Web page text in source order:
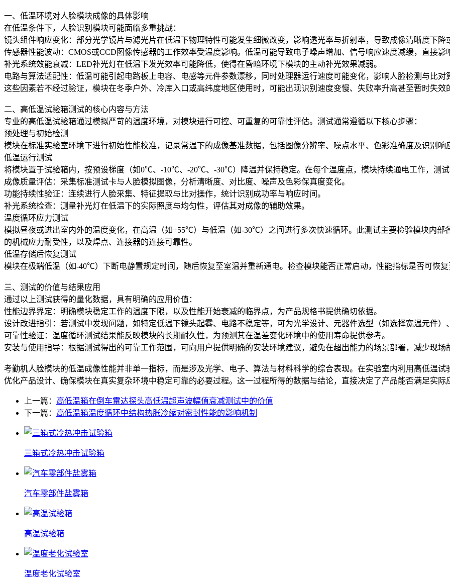
一、低温环境对人脸模块成像的具体影响
在低温条件下，人脸识别模块可能面临多重挑战：
镜头组件响应变化：部分光学镜片与滤光片在低温下物理特性可能发生细微改变，影响透光率与折射率，导致成像清晰度下降
传感器性能波动：CMOS或CCD图像传感器的工作效率受温度影响。低温可能导致电子噪声增加、信号响应速度减缓，直接影
补光系统效能衰减：LED补光灯在低温下发光效率可能降低，使得在昏暗环境下模块的主动补光效果减弱。
电路与算法适配性：低温可能引起电路板上电容、电感等元件参数漂移，同时处理器运行速度可能变化，影响人脸检测与比对
这些因素若不经过验证，模块在冬季户外、冷库入口或高纬度地区使用时，可能出现识别速度变慢、失败率升高甚至暂时失效
二、高低温试验箱测试的核心内容与方法
专业的高低温试验箱通过模拟严苛的温度环境，对模块进行可控、可重复的可靠性评估。测试通常遵循以下核心步骤：
预处理与初始检测
模块在标准实验室环境下进行初始性能校准，记录常温下的成像基准数据，包括图像分辨率、噪点水平、色彩准确度及识别响
低温运行测试
将模块置于试验箱内，按预设梯度（如0℃、-10℃、-20℃、-30℃）降温并保持稳定。在每个温度点，模块持续通电工作，测
成像质量评估：采集标准测试卡与人脸模拟图像，分析清晰度、对比度、噪声及色彩保真度变化。
功能持续性验证：连续进行人脸采集、特征提取与比对操作，统计识别成功率与响应时间。
补光系统检查：测量补光灯在低温下的实际照度与均匀性，评估其对成像的辅助效果。
温度循环应力测试
模拟昼夜或进出室内外的温度变化，在高温（如+55℃）与低温（如-30℃）之间进行多次快速循环。此测试主要检验模块内
的机械应力耐受性，以及焊点、连接器的连接可靠性。
低温存储后恢复测试
模块在极端低温（如-40℃）下断电静置规定时间，随后恢复至室温并重新通电。检查模块能否正常启动，性能指标是否可恢
三、测试的价值与结果应用
通过以上测试获得的量化数据，具有明确的应用价值：
性能边界界定：明确模块稳定工作的温度下限，以及性能开始衰减的临界点，为产品规格书提供确切依据。
设计改进指引：若测试中发现问题，如特定低温下镜头起雾、电路不稳定等，可为光学设计、元器件选型（如选择宽温元件
可靠性验证：温度循环测试结果能反映模块的长期耐久性，为预测其在温差变化环境中的使用寿命提供参考。
安装与使用指导：根据测试得出的可靠工作范围，可向用户提供明确的安装环境建议，避免在超出能力的场景部署，减少现场
考勤机人脸模块的低温成像性能并非单一指标，而是涉及光学、电子、算法与材料科学的综合表现。在实验室内利用高低温
优化产品设计、确保模块在真实复杂环境中稳定可靠的必要过程。这一过程所得的数据与结论，直接决定了产品能否满足实
上一篇： 高低温箱在倒车雷达探头高低温超声波幅值衰减测试中的价值
下一篇： 高低温箱温度循环中结构热胀冷缩对密封性能的影响机制
三箱式冷热冲击试验箱
汽车零部件盐雾箱
高温试验箱
温度老化试验室